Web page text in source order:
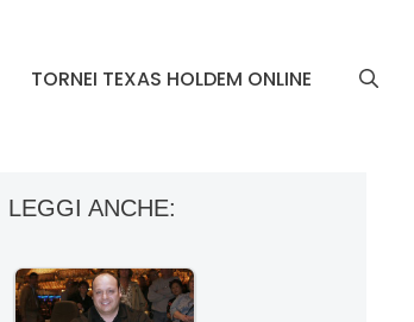
TORNEI TEXAS HOLDEM ONLINE
LEGGI ANCHE: